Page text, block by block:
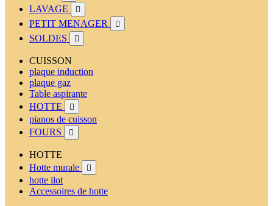
LAVAGE 
PETIT MENAGER 
SOLDES 
CUISSON
plaque induction
plaque gaz
Table aspirante
HOTTE

pianos de cuisson
FOURS

HOTTE
Hotte murale

hotte ilot
Accessoires de hotte